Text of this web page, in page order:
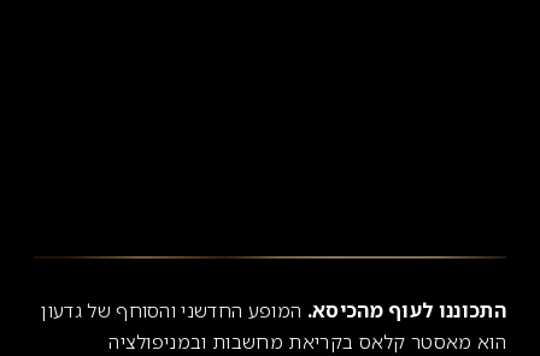
התכוננו לעוף מהכיסא.המופע החדשני והסוחף של גדעון
הוא מאסטר קלאס בקריאת מחשבות ובמניפולציה